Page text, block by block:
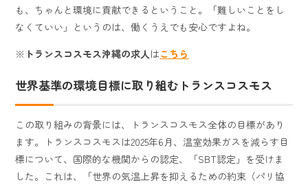
も、ちゃんと環境に貢献できるということ。「難しいことをし
なくていい」というのは、働くうえでも安心ですよね。
※ トランスコスモス沖縄の求人 はこちら
世界基準の環境目標に取り組むトランスコスモス
この取り組みの背景には、トランスコスモス全体の目標があり
ます。トランスコスモスは2025年6月、温室効果ガスを減らす目
標について、国際的な機関からの認定、「SBT認定」を受けま
した。これは、「世界の気温上昇を抑えるための約束（パリ協